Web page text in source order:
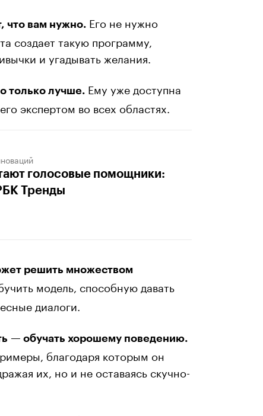
что вам нужно. Его не нужно
создает такую программу,
и угадывать желания.
только лучше. Ему уже доступна
экспертом во всех областях.
голосовые помощники:
Тренды
решить множеством
модель, способную давать
диалоги.
— обучать хорошему поведению.
благодаря которым он
их, но и не оставаясь скучно-